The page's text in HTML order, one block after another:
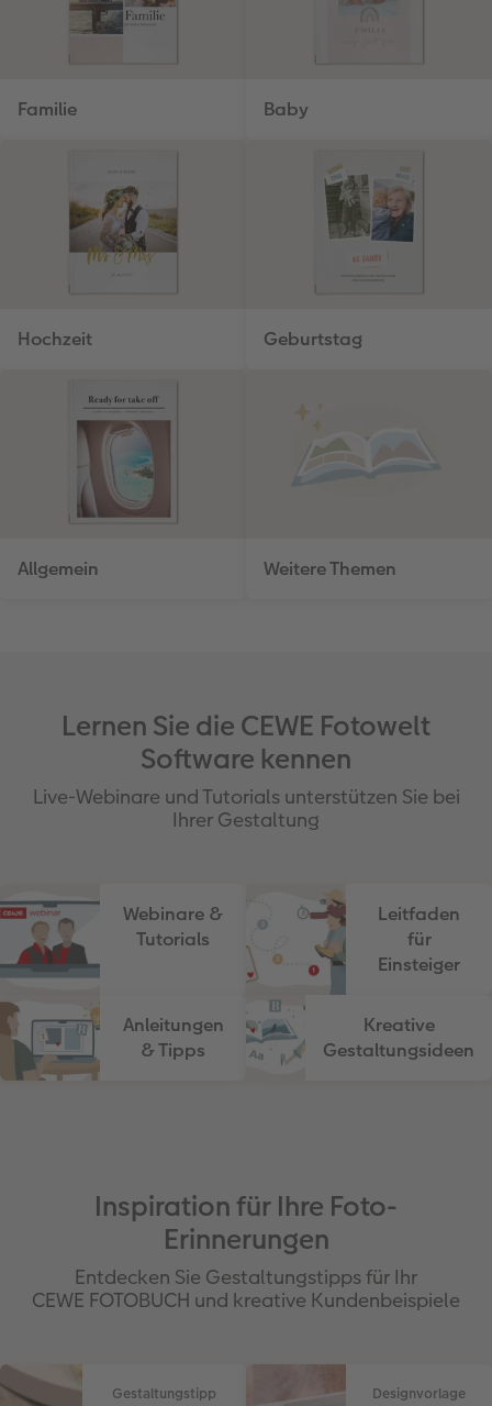
Familie Baby
Hochzeit Geburtstag
Allgemein Weitere Themen
Lernen Sie die CEWE Fotowelt
Software kennen
Live-Webinare und Tutorials unterstützen Sie bei
Ihrer Gestaltung
Webinare &
Tutorials
Leitfaden
für
Einsteiger
Anleitungen
& Tipps
Kreative
Gestaltungsideen
Inspiration für Ihre Foto-
Erinnerungen
Entdecken Sie Gestaltungstipps für Ihr
CEWE FOTOBUCH und kreative Kundenbeispiele
Gestaltungstipp Designvorlage